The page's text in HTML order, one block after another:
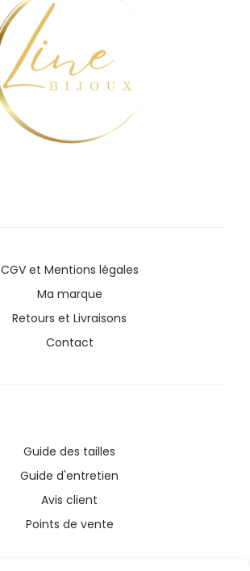
CGVet Mentions légales
Ma marque
Retours et Livraisons
Contact
Guide des tailles
Guide d'entretien
Avis client
Points de vente